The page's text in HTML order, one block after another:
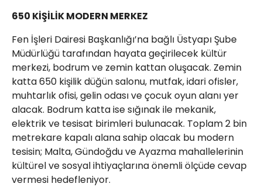
650 KİŞİLİK MODERN MERKEZ
Fen İşleri Dairesi Başkanlığı’na bağlı Üstyapı Şube
Müdürlüğü tarafından hayata geçirilecek kültür
merkezi, bodrum ve zemin kattan oluşacak. Zemin
katta 650 kişilik düğün salonu, mutfak, idari ofisler,
muhtarlık ofisi, gelin odası ve çocuk oyun alanı yer
alacak. Bodrum katta ise sığınak ile mekanik,
elektrik ve tesisat birimleri bulunacak. Toplam 2 bin
metrekare kapalı alana sahip olacak bu modern
tesisin; Malta, Gündoğdu ve Ayazma mahallelerinin
kültürel ve sosyal ihtiyaçlarına önemli ölçüde cevap
vermesi hedefleniyor.